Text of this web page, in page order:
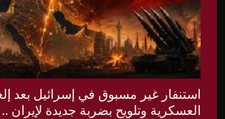
استنفار غير مسبوق في إسرائيل بعد
العسكرية وتلويح بضربة جديدة لإيران ..